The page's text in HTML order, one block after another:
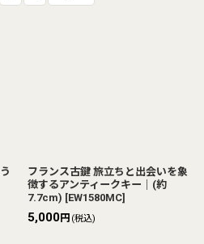
フランス古鍵 旅立ちと出会いを象
徴するアンティークキー｜(約
7.7cm) [EW1580MC]
5,000円 (税込)